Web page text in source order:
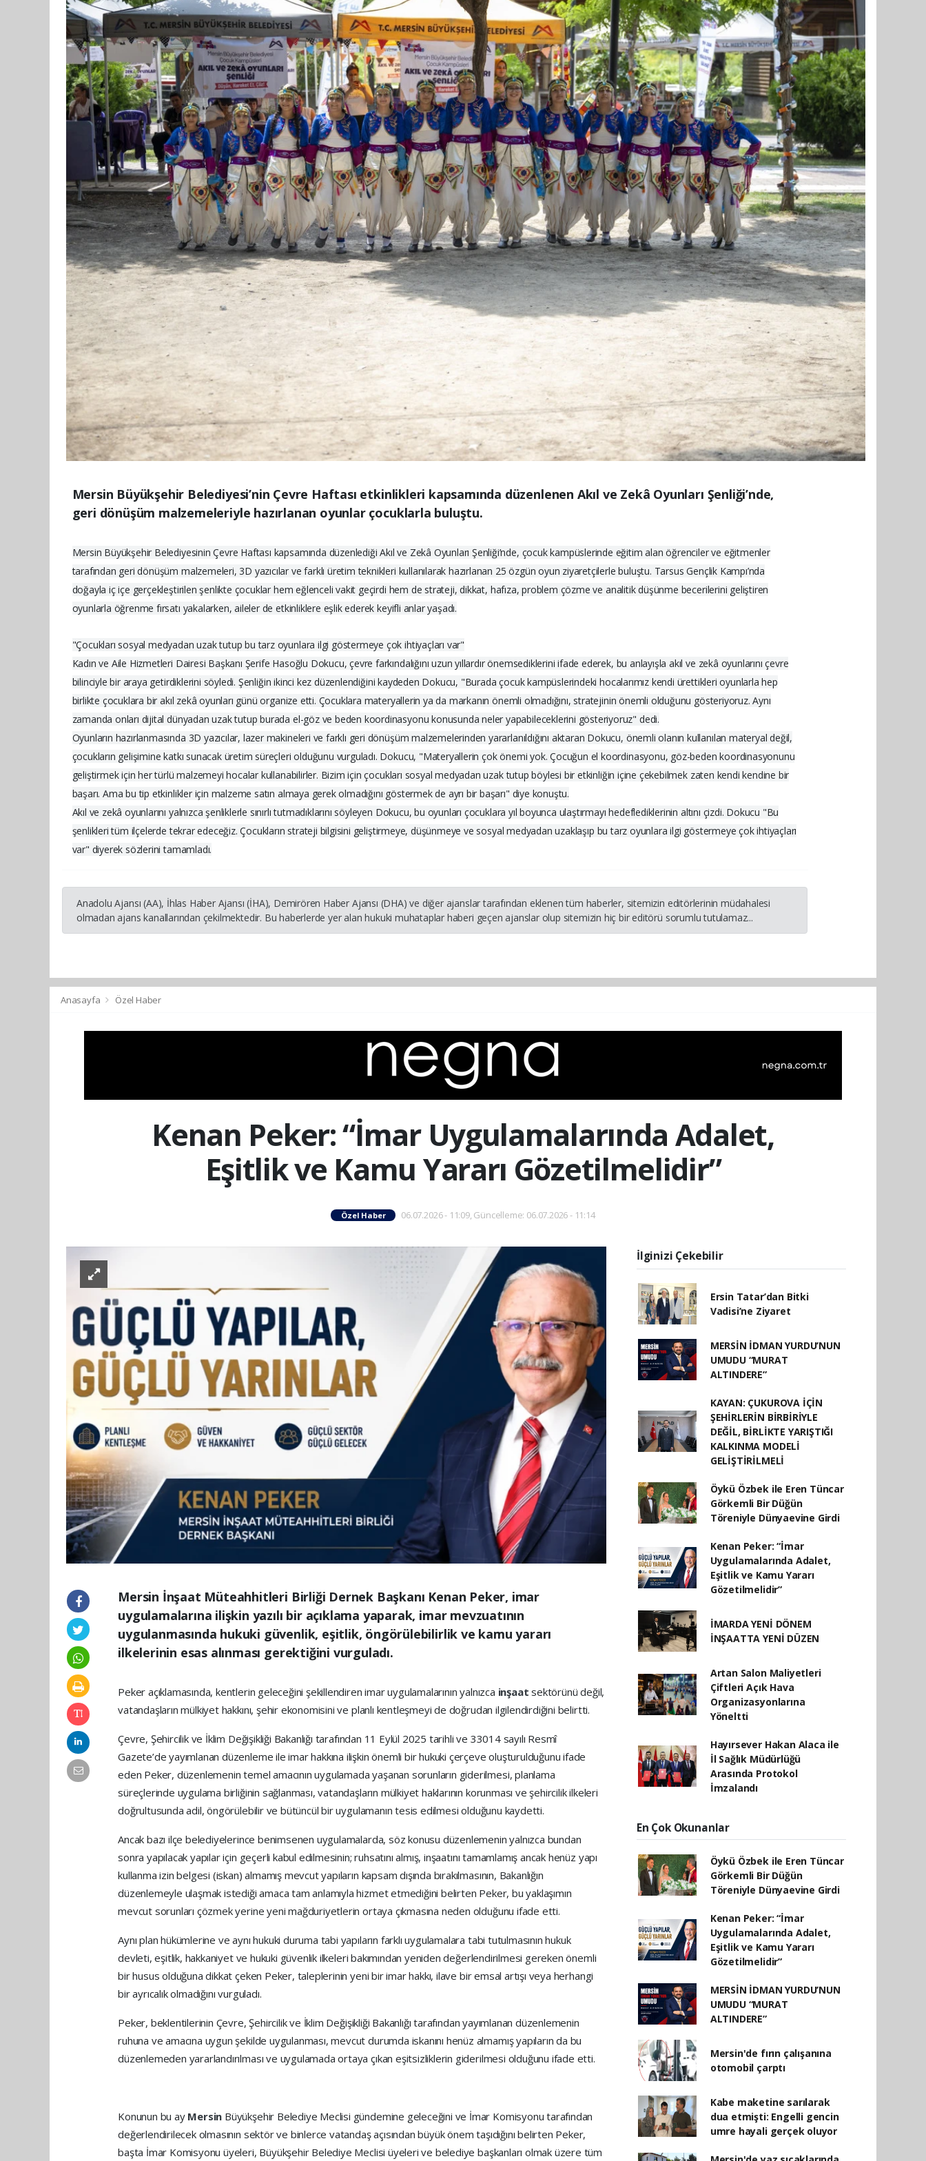
Mersin Büyükşehir Belediyesi’nin Çevre Haftası etkinlikleri kapsamında düzenlenen Akıl ve Zekâ Oyunları Şenliği’nde,
geri dönüşüm malzemeleriyle hazırlanan oyunlar çocuklarla buluştu.
Mersin Büyükşehir Belediyesinin Çevre Haftası kapsamında düzenlediği Akıl ve Zekâ Oyunları Şenliği’nde, çocuk kampüslerinde eğitim alan öğrenciler ve eğitmenler
tarafından geri dönüşüm malzemeleri, 3D yazıcılar ve farklı üretim teknikleri kullanılarak hazırlanan 25 özgün oyun ziyaretçilerle buluştu. Tarsus Gençlik Kampı’nda
doğayla iç içe gerçekleştirilen şenlikte çocuklar hem eğlenceli vakit geçirdi hem de strateji, dikkat, hafıza, problem çözme ve analitik düşünme becerilerini geliştiren
oyunlarla öğrenme fırsatı yakalarken, aileler de etkinliklere eşlik ederek keyifli anlar yaşadı.
"Çocukları sosyal medyadan uzak tutup bu tarz oyunlara ilgi göstermeye çok ihtiyaçları var"
Kadın ve Aile Hizmetleri Dairesi Başkanı Şerife Hasoğlu Dokucu, çevre farkındalığını uzun yıllardır önemsediklerini ifade ederek, bu anlayışla akıl ve zekâ oyunlarını çevre
bilinciyle bir araya getirdiklerini söyledi. Şenliğin ikinci kez düzenlendiğini kaydeden Dokucu, "Burada çocuk kampüslerindeki hocalarımız kendi ürettikleri oyunlarla hep
birlikte çocuklara bir akıl zekâ oyunları günü organize etti. Çocuklara materyallerin ya da markanın önemli olmadığını, stratejinin önemli olduğunu gösteriyoruz. Aynı
zamanda onları dijital dünyadan uzak tutup burada el-göz ve beden koordinasyonu konusunda neler yapabileceklerini gösteriyoruz" dedi.
Oyunların hazırlanmasında 3D yazıcılar, lazer makineleri ve farklı geri dönüşüm malzemelerinden yararlanıldığını aktaran Dokucu, önemli olanın kullanılan materyal değil,
çocukların gelişimine katkı sunacak üretim süreçleri olduğunu vurguladı. Dokucu, "Materyallerin çok önemi yok. Çocuğun el koordinasyonu, göz-beden koordinasyonunu
geliştirmek için her türlü malzemeyi hocalar kullanabilirler. Bizim için çocukları sosyal medyadan uzak tutup böylesi bir etkinliğin içine çekebilmek zaten kendi kendine bir
başarı. Ama bu tip etkinlikler için malzeme satın almaya gerek olmadığını göstermek de ayrı bir başarı" diye konuştu.
Akıl ve zekâ oyunlarını yalnızca şenliklerle sınırlı tutmadıklarını söyleyen Dokucu, bu oyunları çocuklara yıl boyunca ulaştırmayı hedeflediklerinin altını çizdi. Dokucu "Bu
şenlikleri tüm ilçelerde tekrar edeceğiz. Çocukların strateji bilgisini geliştirmeye, düşünmeye ve sosyal medyadan uzaklaşıp bu tarz oyunlara ilgi göstermeye çok ihtiyaçları
var" diyerek sözlerini tamamladı.
Anadolu Ajansı (AA), İhlas Haber Ajansı (İHA), Demirören Haber Ajansı (DHA) ve diğer ajanslar tarafından eklenen tüm haberler, sitemizin editörlerinin müdahalesi
olmadan ajans kanallarından çekilmektedir. Bu haberlerde yer alan hukuki muhataplar haberi geçen ajanslar olup sitemizin hiç bir editörü sorumlu tutulamaz...
Anasayfa Özel Haber
Kenan Peker: “İmar Uygulamalarında Adalet,
Eşitlik ve Kamu Yararı Gözetilmelidir”
Özel Haber 06.07.2026 - 11:09, Güncelleme: 06.07.2026 - 11:14
Mersin İnşaat Müteahhitleri Birliği Dernek Başkanı Kenan Peker, imar
uygulamalarına ilişkin yazılı bir açıklama yaparak, imar mevzuatının
uygulanmasında hukuki güvenlik, eşitlik, öngörülebilirlik ve kamu yararı
ilkelerinin esas alınması gerektiğini vurguladı.
Peker açıklamasında, kentlerin geleceğini şekillendiren imar uygulamalarının yalnızca inşaatsektörünü değil,
vatandaşların mülkiyet hakkını, şehir ekonomisini ve planlı kentleşmeyi de doğrudan ilgilendirdiğini belirtti.
Çevre, Şehircilik ve İklim Değişikliği Bakanlığı tarafından 11 Eylül 2025 tarihli ve 33014 sayılı Resmî
Gazete’de yayımlanan düzenleme ile imar hakkına ilişkin önemli bir hukuki çerçeve oluşturulduğunu ifade
eden Peker, düzenlemenin temel amacının uygulamada yaşanan sorunların giderilmesi, planlama
süreçlerinde uygulama birliğinin sağlanması, vatandaşların mülkiyet haklarının korunması ve şehircilik ilkeleri
doğrultusunda adil, öngörülebilir ve bütüncül bir uygulamanın tesis edilmesi olduğunu kaydetti.
Ancak bazı ilçe belediyelerince benimsenen uygulamalarda, söz konusu düzenlemenin yalnızca bundan
sonra yapılacak yapılar için geçerli kabul edilmesinin; ruhsatını almış, inşaatını tamamlamış ancak henüz yapı
kullanma izin belgesi (iskan) almamış mevcut yapıların kapsam dışında bırakılmasının, Bakanlığın
düzenlemeyle ulaşmak istediği amaca tam anlamıyla hizmet etmediğini belirten Peker, bu yaklaşımın
mevcut sorunları çözmek yerine yeni mağduriyetlerin ortaya çıkmasına neden olduğunu ifade etti.
Aynı plan hükümlerine ve aynı hukuki duruma tabi yapıların farklı uygulamalara tabi tutulmasının hukuk
devleti, eşitlik, hakkaniyet ve hukuki güvenlik ilkeleri bakımından yeniden değerlendirilmesi gereken önemli
bir husus olduğuna dikkat çeken Peker, taleplerinin yeni bir imar hakkı, ilave bir emsal artışı veya herhangi
bir ayrıcalık olmadığını vurguladı.
Peker, beklentilerinin Çevre, Şehircilik ve İklim Değişikliği Bakanlığı tarafından yayımlanan düzenlemenin
ruhuna ve amacına uygun şekilde uygulanması, mevcut durumda iskanını henüz almamış yapıların da bu
düzenlemeden yararlandırılması ve uygulamada ortaya çıkan eşitsizliklerin giderilmesi olduğunu ifade etti.
Konunun bu ay Mersin Büyükşehir Belediye Meclisi gündemine geleceğini ve İmar Komisyonu tarafından
değerlendirilecek olmasının sektör ve binlerce vatandaş açısından büyük önem taşıdığını belirten Peker,
başta İmar Komisyonu üyeleri, Büyükşehir Belediye Meclisi üyeleri ve belediye başkanları olmak üzere tüm
İlginizi Çekebilir
Ersin Tatar’dan Bitki
Vadisi’ne Ziyaret
MERSİN İDMAN YURDU’NUN
UMUDU “MURAT
ALTINDERE”
KAYAN: ÇUKUROVA İÇİN
ŞEHİRLERİN BİRBİRİYLE
DEĞİL, BİRLİKTE YARIŞTIĞI
KALKINMA MODELİ
GELİŞTİRİLMELİ
Öykü Özbek ile Eren Tüncar
Görkemli Bir Düğün
Töreniyle Dünyaevine Girdi
Kenan Peker: “İmar
Uygulamalarında Adalet,
Eşitlik ve Kamu Yararı
Gözetilmelidir”
İMARDA YENİ DÖNEM
İNŞAATTA YENİ DÜZEN
Artan Salon Maliyetleri
Çiftleri Açık Hava
Organizasyonlarına
Yöneltti
Hayırsever Hakan Alaca ile
İl Sağlık Müdürlüğü
Arasında Protokol
İmzalandı
En Çok Okunanlar
Öykü Özbek ile Eren Tüncar
Görkemli Bir Düğün
Töreniyle Dünyaevine Girdi
Kenan Peker: “İmar
Uygulamalarında Adalet,
Eşitlik ve Kamu Yararı
Gözetilmelidir”
MERSİN İDMAN YURDU’NUN
UMUDU “MURAT
ALTINDERE”
Mersin'de fırın çalışanına
otomobil çarptı
Kabe maketine sarılarak
dua etmişti: Engelli gencin
umre hayali gerçek oluyor